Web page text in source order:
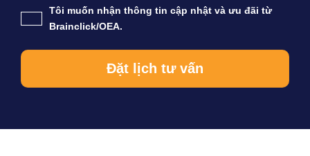
Tôi muốn nhận thông tin cập nhật và ưu đãi từ
Brainclick/OEA.